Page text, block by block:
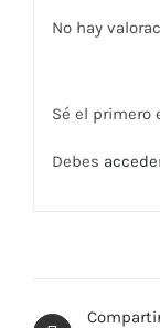
No hay
Sé el primero
Debes